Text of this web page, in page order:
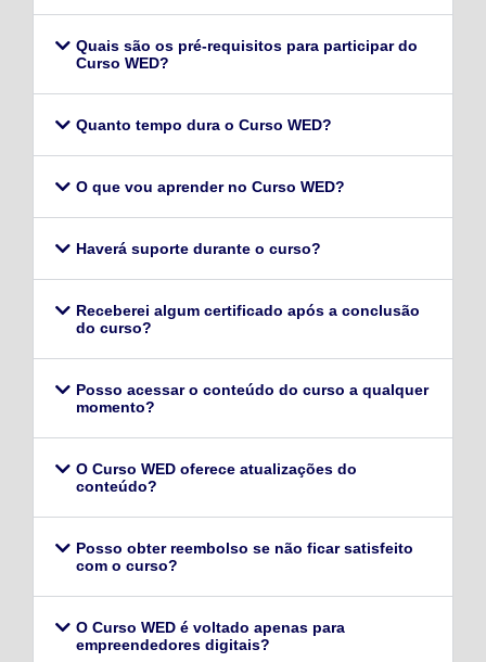
Quais são os pré-requisitos para participar do
Curso WED?
Quanto tempo dura o Curso WED?
O que vou aprender no Curso WED?
Haverá suporte durante o curso?
Receberei algum certificado após a conclusão
do curso?
Posso acessar o conteúdo do curso a qualquer
momento?
O Curso WED oferece atualizações do
conteúdo?
Posso obter reembolso se não ficar satisfeito
com o curso?
O Curso WED é voltado apenas para
empreendedores digitais?